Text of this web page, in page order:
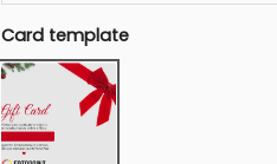
Card template